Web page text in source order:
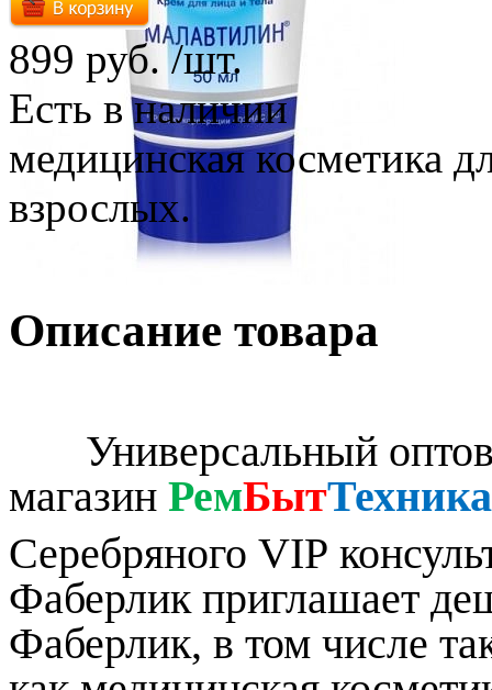
899 руб./шт.
Есть в наличии
медицинская косметика
взрослых.
Описание товара
Универсальный
магазин РемБытТехника
Серебряного VIP
Фаберлик приглашает
Фаберлик, в том числе